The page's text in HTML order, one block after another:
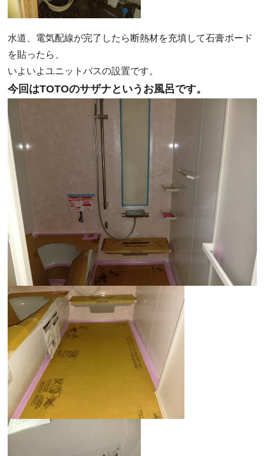
水道、電気配線が完了したら断熱材を充填して石膏ボード
を貼ったら、
いよいよユニットバスの設置です。
今回はTOTOのサザナというお風呂です。